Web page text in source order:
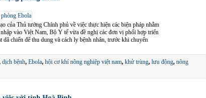
của Thủ tướng Chính phủ về việc thực hiện các biện pháp nhằm
vào Việt Nam, Bộ Y tế vừa đề nghị các đơn vị phối hợp triển
chiến để thu dung và cách ly bệnh nhân, trước khi chuyển
dịch bệnh, Ebola, hội cơ khí nông nghiệp việt nam, khử trùng, lưu động, nông